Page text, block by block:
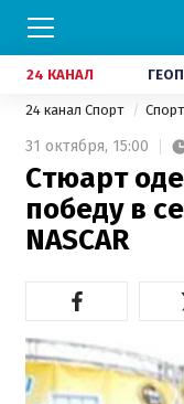
24 КАНАЛ
24 канал Спорт Спорт
31 октября, 15:00
Стюарт
победу в
NASCAR